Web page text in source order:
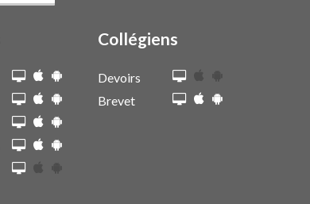
Collégiens
Devoirs
Brevet